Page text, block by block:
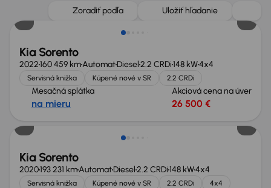
Zoradiť podľa Uložiť hľadanie
Zlacnené o 500 €
Kia Sorento
2022160 459 kmAutomatDiesel2.2 CRDi148 kW4x4
Servisná knižka Kúpené nové v SR 2.2 CRDi
Mesačná splátka
na mieru
Akciová cena na úver
26 500 €
Možnosť odpočtu DPH
Kia Sorento
2020193 231 kmAutomatDiesel2.2 CRDi148 kW4x4
Servisná knižka Kúpené nové v SR 2.2 CRDi
4x4